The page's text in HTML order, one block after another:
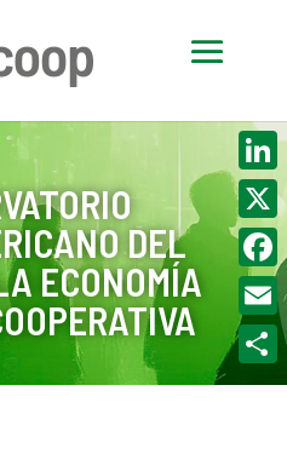
DEL
ECONOMÍA
X
Email